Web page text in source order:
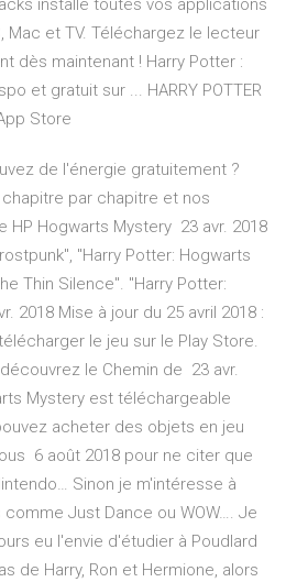
installe toutes vos applications
Mac et TV. Téléchargez le lecteur
dès maintenant ! Harry Potter :
et gratuit sur ... ‎HARRY POTTER
Store
de l'énergie gratuitement ?
par chapitre et nos
HP Hogwarts Mystery 23 avr. 2018
"Harry Potter: Hogwarts
Thin Silence". "Harry Potter:
2018 Mise à jour du 25 avril 2018 :
le jeu sur le Play Store.
le Chemin de 23 avr.
Mystery est téléchargeable
acheter des objets en jeu
6 août 2018 pour ne citer que
Sinon je m'intéresse à
Just Dance ou WOW…. Je
eu l'envie d'étudier à Poudlard
de Harry, Ron et Hermione, alors